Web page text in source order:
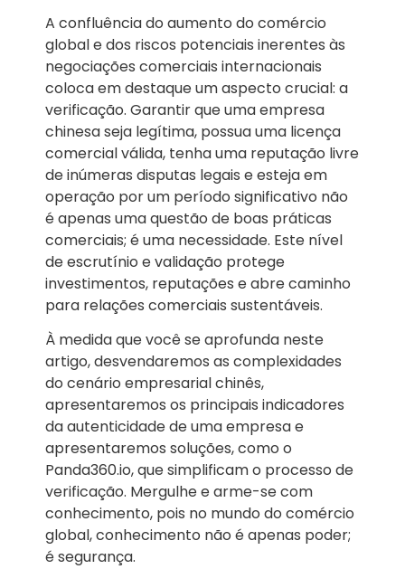
A confluência do aumento do comércio
global e dos riscos potenciais inerentes às
negociações comerciais internacionais
coloca em destaque um aspecto crucial: a
verificação. Garantir que uma empresa
chinesa seja legítima, possua uma licença
comercial válida, tenha uma reputação livre
de inúmeras disputas legais e esteja em
operação por um período significativo não
é apenas uma questão de boas práticas
comerciais; é uma necessidade. Este nível
de escrutínio e validação protege
investimentos, reputações e abre caminho
para relações comerciais sustentáveis.
À medida que você se aprofunda neste
artigo, desvendaremos as complexidades
do cenário empresarial chinês,
apresentaremos os principais indicadores
da autenticidade de uma empresa e
apresentaremos soluções, como o
Panda360.io, que simplificam o processo de
verificação. Mergulhe e arme-se com
conhecimento, pois no mundo do comércio
global, conhecimento não é apenas poder;
é segurança.